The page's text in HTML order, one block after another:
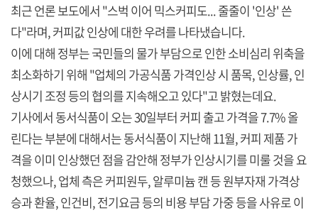
최근 언론 보도에서 "스벅 이어 믹스커피도... 줄줄이 '인상' 쓴
다"라며, 커피값 인상에 대한 우려를 나타냈습니다.
이에 대해 정부는 국민들의 물가 부담으로 인한 소비심리 위축을
최소화하기 위해 "업체의 가공식품 가격인상 시 품목, 인상률, 인
상시기 조정 등의 협의를 지속해오고 있다"고 밝혔는데요.
기사에서 동서식품이 오는 30일부터 커피 출고 가격을 7.7% 올
린다는 부분에 대해서는 동서식품이 지난해 11월, 커피 제품 가
격을 이미 인상했던 점을 감안해 정부가 인상시기를 미룰 것을 요
청했으나, 업체 측은 커피원두, 알루미늄 캔 등 원부자재 가격상
승과 환율, 인건비, 전기요금 등의 비용 부담 가중 등을 사유로 이